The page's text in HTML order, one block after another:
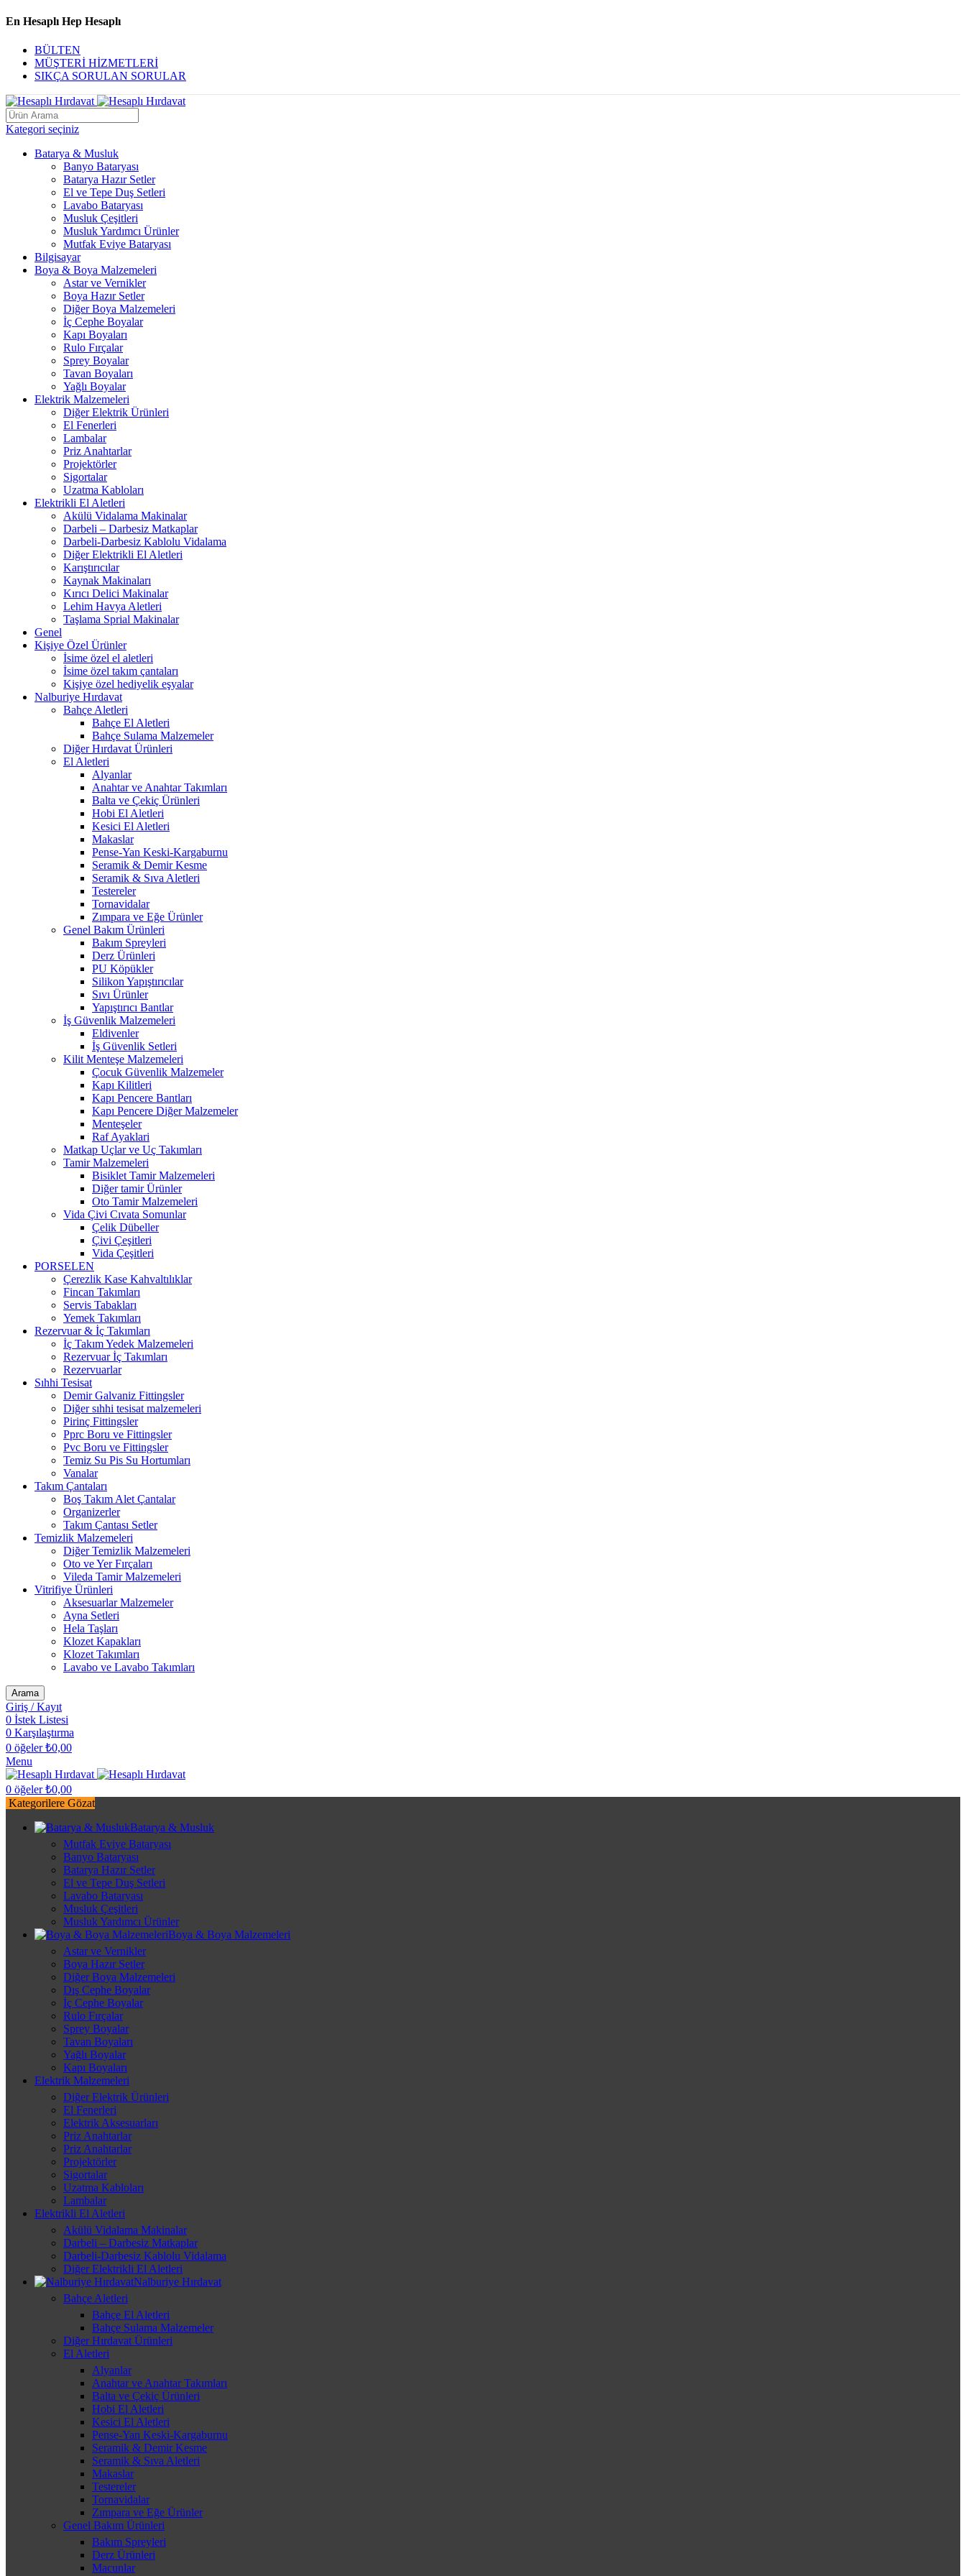
En Hesaplı Hep Hesaplı
BÜLTEN
MÜŞTERİ HİZMETLERİ
SIKÇA SORULAN SORULAR
Kategori seçiniz
Batarya & Musluk
Banyo Bataryası
Batarya Hazır Setler
El ve Tepe Duş Setleri
Lavabo Bataryası
Musluk Çeşitleri
Musluk Yardımcı Ürünler
Mutfak Eviye Bataryası
Bilgisayar
Boya & Boya Malzemeleri
Astar ve Vernikler
Boya Hazır Setler
Diğer Boya Malzemeleri
İç Cephe Boyalar
Kapı Boyaları
Rulo Fırçalar
Sprey Boyalar
Tavan Boyaları
Yağlı Boyalar
Elektrik Malzemeleri
Diğer Elektrik Ürünleri
El Fenerleri
Lambalar
Priz Anahtarlar
Projektörler
Sigortalar
Uzatma Kabloları
Elektrikli El Aletleri
Akülü Vidalama Makinalar
Darbeli – Darbesiz Matkaplar
Darbeli-Darbesiz Kablolu Vidalama
Diğer Elektrikli El Aletleri
Karıştırıcılar
Kaynak Makinaları
Kırıcı Delici Makinalar
Lehim Havya Aletleri
Taşlama Sprial Makinalar
Genel
Kişiye Özel Ürünler
İsime özel el aletleri
İsime özel takım çantaları
Kişiye özel hediyelik eşyalar
Nalburiye Hırdavat
Bahçe Aletleri
Bahçe El Aletleri
Bahçe Sulama Malzemeler
Diğer Hırdavat Ürünleri
El Aletleri
Alyanlar
Anahtar ve Anahtar Takımları
Balta ve Çekiç Ürünleri
Hobi El Aletleri
Kesici El Aletleri
Makaslar
Pense-Yan Keski-Kargaburnu
Seramik & Demir Kesme
Seramik & Sıva Aletleri
Testereler
Tornavidalar
Zımpara ve Eğe Ürünler
Genel Bakım Ürünleri
Bakım Spreyleri
Derz Ürünleri
PU Köpükler
Silikon Yapıştırıcılar
Sıvı Ürünler
Yapıştırıcı Bantlar
İş Güvenlik Malzemeleri
Eldivenler
İş Güvenlik Setleri
Kilit Menteşe Malzemeleri
Çocuk Güvenlik Malzemeler
Kapı Kilitleri
Kapı Pencere Bantları
Kapı Pencere Diğer Malzemeler
Menteşeler
Raf Ayaklari
Matkap Uçlar ve Uç Takımları
Tamir Malzemeleri
Bisiklet Tamir Malzemeleri
Diğer tamir Ürünler
Oto Tamir Malzemeleri
Vida Çivi Cıvata Somunlar
Çelik Dübeller
Çivi Çeşitleri
Vida Çeşitleri
PORSELEN
Çerezlik Kase Kahvaltılıklar
Fincan Takımları
Servis Tabakları
Yemek Takımları
Rezervuar & İç Takımları
İç Takım Yedek Malzemeleri
Rezervuar İç Takımları
Rezervuarlar
Sıhhi Tesisat
Demir Galvaniz Fittingsler
Diğer sıhhi tesisat malzemeleri
Pirinç Fittingsler
Pprc Boru ve Fittingsler
Pvc Boru ve Fittingsler
Temiz Su Pis Su Hortumları
Vanalar
Takım Çantaları
Boş Takım Alet Çantalar
Organizerler
Takım Çantası Setler
Temizlik Malzemeleri
Diğer Temizlik Malzemeleri
Oto ve Yer Fırçaları
Vileda Tamir Malzemeleri
Vitrifiye Ürünleri
Aksesuarlar Malzemeler
Ayna Setleri
Hela Taşları
Klozet Kapakları
Klozet Takımları
Lavabo ve Lavabo Takımları
Arama
Giriş / Kayıt
0 İstek Listesi
0 Karşılaştırma
0 öğeler ₺0,00
Menu
0 öğeler ₺0,00
Kategorilere Gözat
Batarya & Musluk
Mutfak Eviye Bataryası
Banyo Bataryası
Batarya Hazır Setler
El ve Tepe Duş Setleri
Lavabo Bataryası
Musluk Çeşitleri
Musluk Yardımcı Ürünler
Boya & Boya Malzemeleri
Astar ve Vernikler
Boya Hazır Setler
Diğer Boya Malzemeleri
Dış Cephe Boyalar
İç Cephe Boyalar
Rulo Fırçalar
Sprey Boyalar
Tavan Boyaları
Yağlı Boyalar
Kapı Boyaları
Elektrik Malzemeleri
Diğer Elektrik Ürünleri
El Fenerleri
Elektrik Aksesuarları
Priz Anahtarlar
Priz Anahtarlar
Projektörler
Sigortalar
Uzatma Kabloları
Lambalar
Elektrikli El Aletleri
Akülü Vidalama Makinalar
Darbeli – Darbesiz Matkaplar
Darbeli-Darbesiz Kablolu Vidalama
Diğer Elektrikli El Aletleri
Nalburiye Hırdavat
Bahçe Aletleri
Bahçe El Aletleri
Bahçe Sulama Malzemeler
Diğer Hırdavat Ürünleri
El Aletleri
Alyanlar
Anahtar ve Anahtar Takımları
Balta ve Çekiç Ürünleri
Hobi El Aletleri
Kesici El Aletleri
Pense-Yan Keski-Kargaburnu
Seramik & Demir Kesme
Seramik & Sıva Aletleri
Makaslar
Testereler
Tornavidalar
Zımpara ve Eğe Ürünler
Genel Bakım Ürünleri
Bakım Spreyleri
Derz Ürünleri
Macunlar